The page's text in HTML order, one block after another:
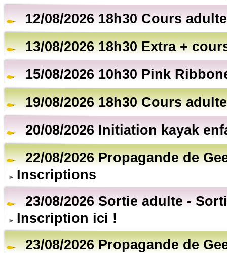
12/08/2026 18h30 Cours
13/08/2026 18h30 Extra +
15/08/2026 10h30 Pink
19/08/2026 18h30 Cours
20/08/2026 Initiation kayak
22/08/2026 Propagande de
Inscriptions
23/08/2026 Sortie adulte -
Inscription ici !
23/08/2026 Propagande de